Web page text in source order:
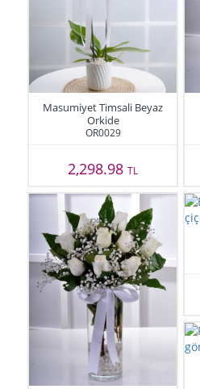
Masumiyet Timsali Beyaz
Orkide
OR0029
2,298.98TL